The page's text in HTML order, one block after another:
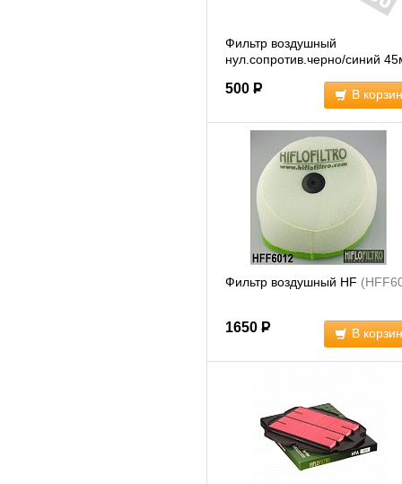
Фильтр воздушный
нул.сопротив.черно/синий
500 Р В
Фильтр воздушный HF
1650 Р В